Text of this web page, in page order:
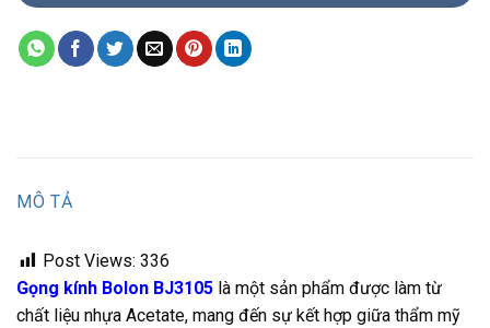
MÔ TẢ
Post Views: 336
Gọng kính Bolon BJ3105 là một sản phẩm được làm từ
chất liệu nhựa Acetate, mang đến sự kết hợp giữa thẩm mỹ